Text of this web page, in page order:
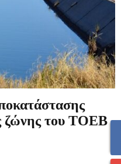
ζώνης του ΤΟΕΒ